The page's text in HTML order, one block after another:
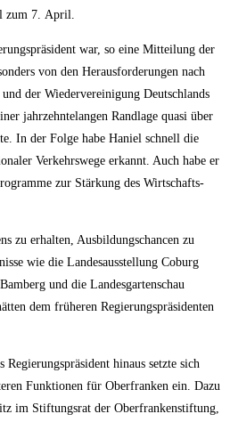
zum 7. April.
war, so eine Mit­tei­lung der
von den Her­aus­for­de­run­gen nach
der Wie­der­ver­ei­ni­gung Deutsch­lands
jahr­zehn­te­lan­gen Rand­la­ge qua­si über
In der Fol­ge habe Hani­el schnell die
Ver­kehrs­we­ge erkannt. Auch habe er
zur Stär­kung des Wirt­schafts­
zu erhal­ten, Aus­bil­dungs­chan­cen zu
wie die Lan­des­aus­stel­lung Coburg
und die Lan­des­gar­ten­schau
dem frü­he­ren Regie­rungs­prä­si­den­ten
hin­aus setz­te sich
Funk­tio­nen für Ober­fran­ken ein. Dazu
im Stif­tungs­rat der Ober­fran­ken­stif­tung,